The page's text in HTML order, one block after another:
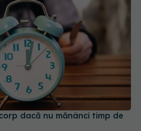
dacă nu mănânci timp de